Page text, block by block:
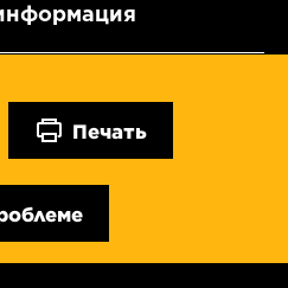
Печать